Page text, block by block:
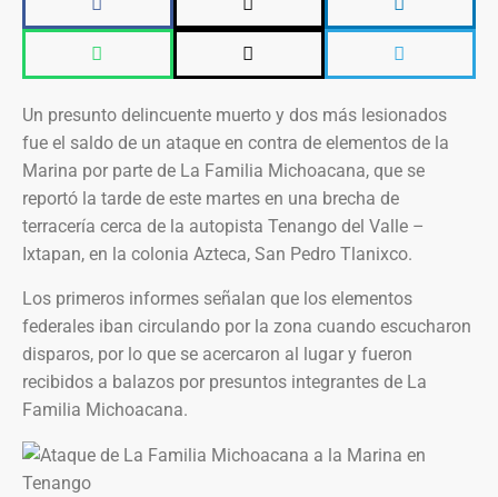
Un presunto delincuente muerto y dos más lesionados
fue el saldo de un ataque en contra de elementos de la
Marina por parte de La Familia Michoacana, que se
reportó la tarde de este martes en una brecha de
terracería cerca de la autopista Tenango del Valle –
Ixtapan, en la colonia Azteca, San Pedro Tlanixco.
Los primeros informes señalan que los elementos
federales iban circulando por la zona cuando escucharon
disparos, por lo que se acercaron al lugar y fueron
recibidos a balazos por presuntos integrantes de La
Familia Michoacana.